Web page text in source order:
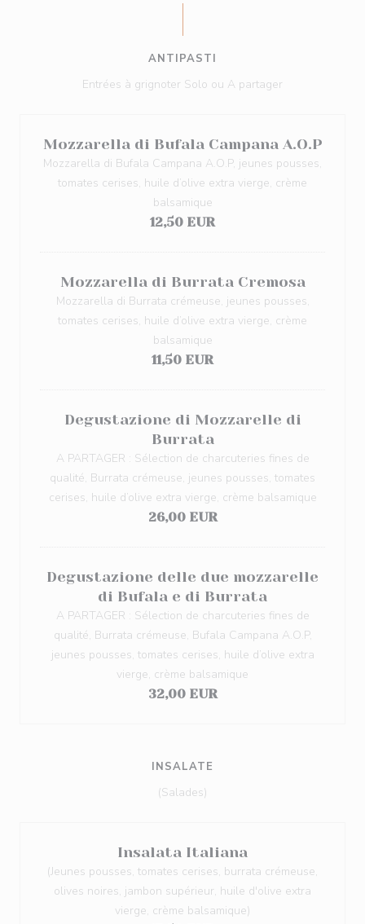
ANTIPASTI
Entrées à grignoter Solo ou A partager
Mozzarella di Bufala Campana A.O.P
Mozzarella di Bufala Campana A.O.P, jeunes pousses,
tomates cerises, huile d’olive extra vierge, crème
balsamique
12,50 EUR
Mozzarella di Burrata Cremosa
Mozzarella di Burrata crémeuse, jeunes pousses,
tomates cerises, huile d’olive extra vierge, crème
balsamique
11,50 EUR
Degustazione di Mozzarelle di
Burrata
A PARTAGER : Sélection de charcuteries fines de
qualité, Burrata crémeuse, jeunes pousses, tomates
cerises, huile d’olive extra vierge, crème balsamique
26,00 EUR
Degustazione delle due mozzarelle
di Bufala e di Burrata
A PARTAGER : Sélection de charcuteries fines de
qualité, Burrata crémeuse, Bufala Campana A.O.P,
jeunes pousses, tomates cerises, huile d’olive extra
vierge, crème balsamique
32,00 EUR
INSALATE
(Salades)
Insalata Italiana
(Jeunes pousses, tomates cerises, burrata crémeuse,
olives noires, jambon supérieur, huile d'olive extra
vierge, crème balsamique)